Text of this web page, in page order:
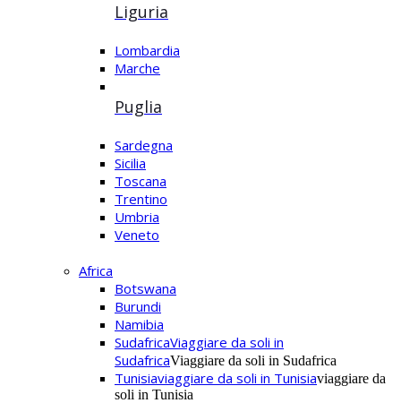
Liguria
Lombardia
Marche
Puglia
Sardegna
Sicilia
Toscana
Trentino
Umbria
Veneto
Africa
Botswana
Burundi
Namibia
SudafricaViaggiare da soli in
SudafricaViaggiare da soli in Sudafrica
Tunisiaviaggiare da soli in Tunisiaviaggiare da
soli in Tunisia